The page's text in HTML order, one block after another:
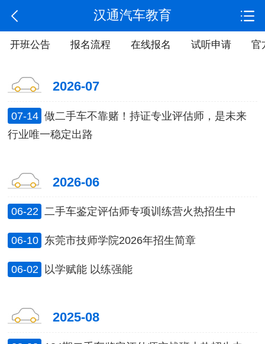
汉通汽车教育
开班公告 报名流程 在线报名 试听申请 官
2026-07
07-14 做二手车不靠赌！持证专业评估师，是未来
行业唯一稳定出路
2026-06
06-22 二手车鉴定评估师专项训练营火热招生中
06-10 东莞市技师学院2026年招生简章
06-02 以学赋能 以练强能
2025-08